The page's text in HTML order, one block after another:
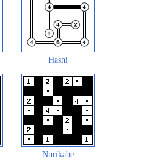
Hashi
Nurikabe